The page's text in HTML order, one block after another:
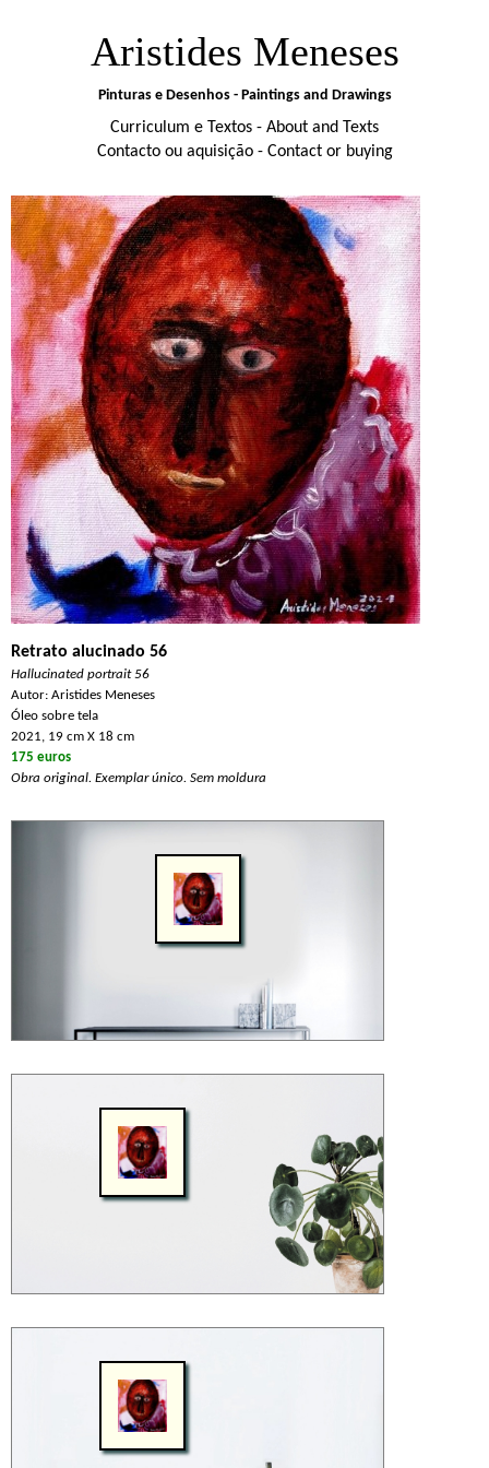
Aristides Meneses
Pinturas e Desenhos - Paintings and Drawings
Curriculum e Textos - About and Texts
Contacto ou aquisição - Contact or buying
Retrato alucinado 56
Hallucinated portrait 56
Autor: Aristides Meneses
Óleo sobre tela
2021, 19 cm X 18 cm
175 euros
Obra original. Exemplar único. Sem moldura